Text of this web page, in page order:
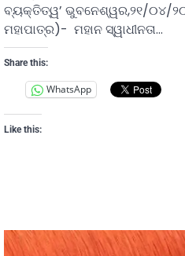
ବ୍ୟକ୍ତିତ୍ୱ’ ଭୁବନେଶ୍ୱର,୨୧/୦୪/
ମହାପାତ୍ର)- ମହାନ ସ୍ୱାଧୀନତା…
Share this:
WhatsApp
Like this: